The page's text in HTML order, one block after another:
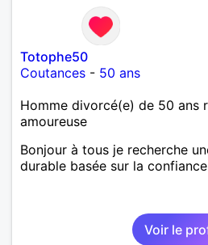
Totophe50
Coutances - 50 ans
Homme divorcé(e) de 50 ans
amoureuse
Bonjour à tous je recherche
durable basée sur la
Voir le